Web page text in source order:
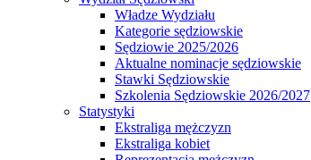
Władze Wydziału
Kategorie sędziowskie
Sędziowie 2025/2026
Aktualne nominacje sędziowskie
Stawki Sędziowskie
Szkolenia Sędziowskie 2026/2027
Statystyki
Ekstraliga mężczyzn
Ekstraliga kobiet